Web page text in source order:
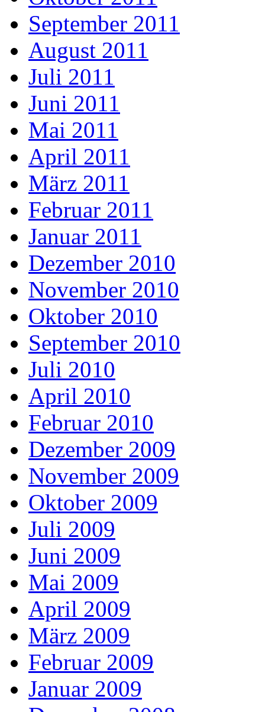
September 2011
August 2011
Juli 2011
Juni 2011
Mai 2011
April 2011
März 2011
Februar 2011
Januar 2011
Dezember 2010
November 2010
Oktober 2010
September 2010
Juli 2010
April 2010
Februar 2010
Dezember 2009
November 2009
Oktober 2009
Juli 2009
Juni 2009
Mai 2009
April 2009
März 2009
Februar 2009
Januar 2009